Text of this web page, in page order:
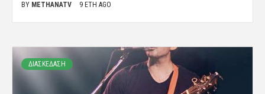
BY METHANATV 9 ΈΤΗ AGO
ΔΙΑΣΚΕΔΑΣΗ